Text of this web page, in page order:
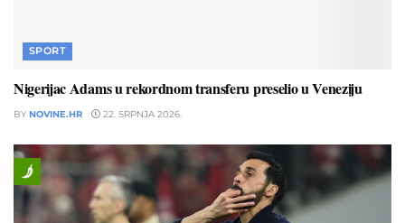
SPORT
Nigerijac Adams u rekordnom transferu preselio u Veneziju
BY NOVINE.HR 22. SRPNJA 2026.